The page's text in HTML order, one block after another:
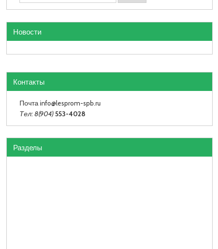
Новости
Контакты
Почта info@lesprom-spb.ru
Тел: 8(904) 553-4028
Разделы